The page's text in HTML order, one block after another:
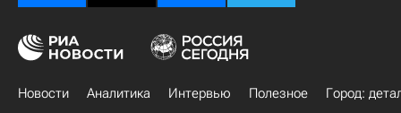
Новости Аналитика Интервью Полезное
Город: